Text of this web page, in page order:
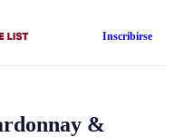
Inscribirse
&